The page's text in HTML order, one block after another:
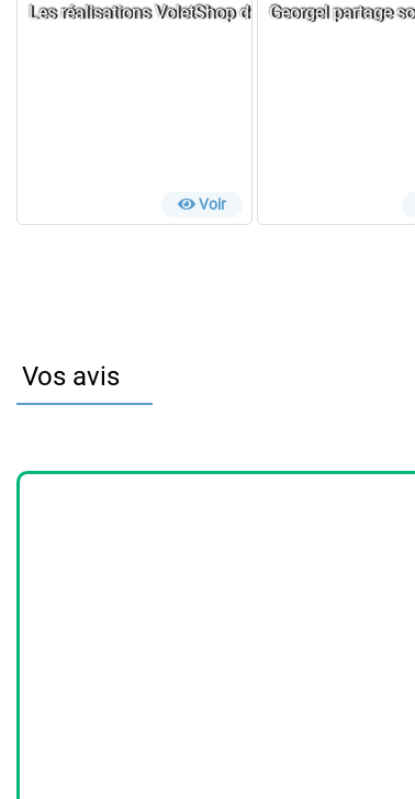
Les réalisations VoletShop de Francis, un résultat
Voir
Georgel partage
Vos avis